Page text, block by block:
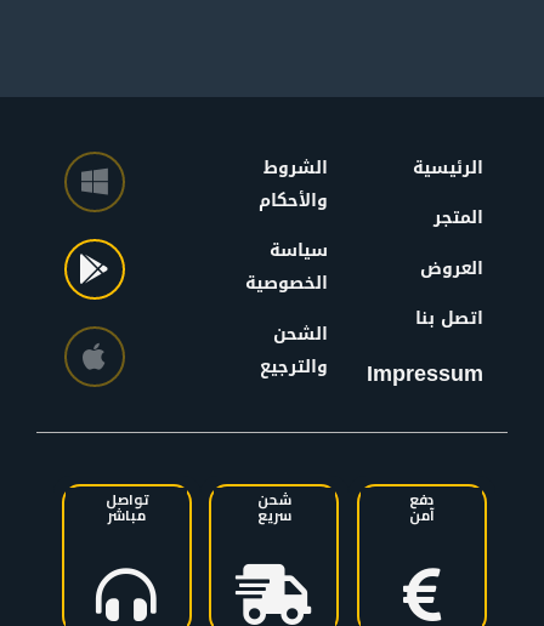
الرئيسية
المتجر
العروض
اتصل بنا
Impressum
الشروط
والأحكام
سياسة
الخصوصية
الشحن
والترجيع
دفع
آمن
شحن
سريع
تواصل
مباشر